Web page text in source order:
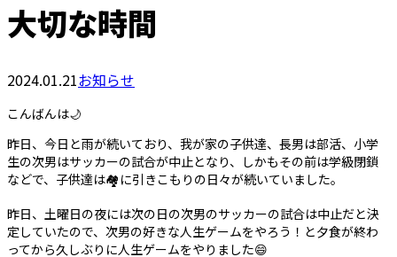
大切な時間
2024.01.21お知らせ
こんばんは🌙
昨日、今日と雨が続いており、我が家の子供達、長男は部活、小学
生の次男はサッカーの試合が中止となり、しかもその前は学級閉鎖
などで、子供達は🏘️に引きこもりの日々が続いていました。
昨日、土曜日の夜には次の日の次男のサッカーの試合は中止だと決
定していたので、次男の好きな人生ゲームをやろう！と夕食が終わ
ってから久しぶりに人生ゲームをやりました😄